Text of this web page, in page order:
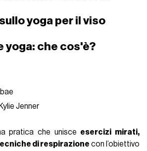
yoga per il viso
yoga: che cos'è?
Jenner
pratica che unisce esercizi mirati,
di respirazione con l’obiettivo